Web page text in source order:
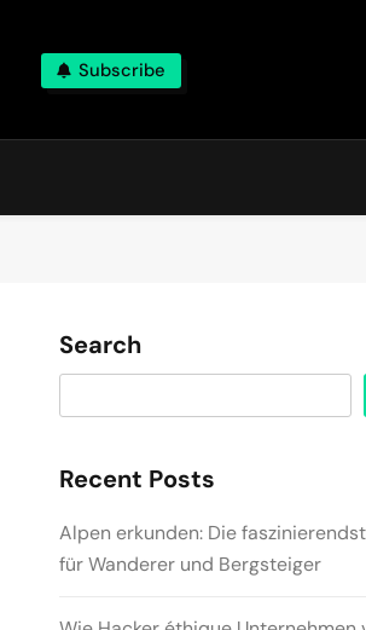
Subscribe
Search
Recent Posts
Alpen erkunden: Die
für Wanderer und Bergsteiger